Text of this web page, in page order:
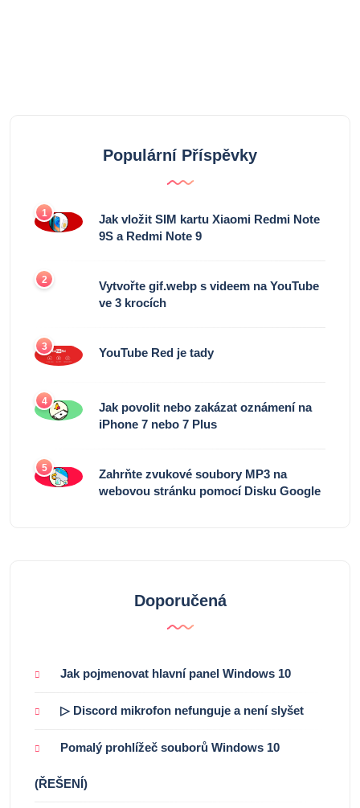
Populární Příspěvky
1
Jak vložit SIM kartu Xiaomi Redmi Note
9S a Redmi Note 9
2
Vytvořte gif.webp s videem na YouTube
ve 3 krocích
3 YouTube Red je tady
4
Jak povolit nebo zakázat oznámení na
iPhone 7 nebo 7 Plus
5
Zahrňte zvukové soubory MP3 na
webovou stránku pomocí Disku Google
Doporučená
Jak pojmenovat hlavní panel Windows 10
▷ Discord mikrofon nefunguje a není slyšet
Pomalý prohlížeč souborů Windows 10
(ŘEŠENÍ)